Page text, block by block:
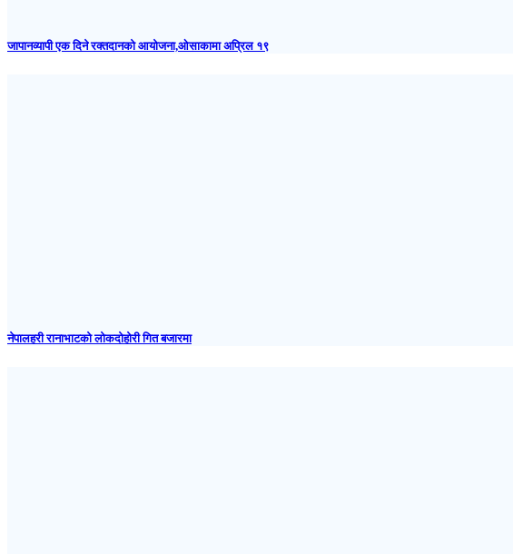
जापानव्यापी एक दिने रक्तदानको आयोजना,ओसाकामा अप्रिल १९
नेपालहरी रानाभाटको लोकदोहोरी गित बजारमा